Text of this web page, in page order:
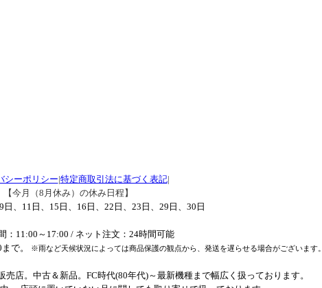
シーポリシー|特定商取引法に基づく表記|
【今月（8月休み）の休み日程】
日、11日、15日、16日、22日、23日、29日、30日
：11:00～17:00 / ネット注文：24時間可能
で。
※雨など天候状況によっては商品保護の観点から、発送を遅らせる場合がございます。
店。中古＆新品。FC時代(80年代)～最新機種まで幅広く扱っております。